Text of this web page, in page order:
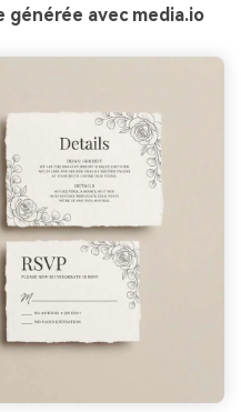
générée avec media.io